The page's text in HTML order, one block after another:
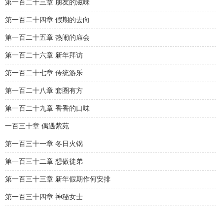
第一百二十三章 朋友的滋味
第一百二十四章 假期的去向
第一百二十五章 热闹的庙会
第一百二十六章 新年拜访
第一百二十七章 传统游乐
第一百二十八章 套圈有方
第一百二十九章 香香的口味
一百三十章 偶遇紫苑
第一百三十一章 冬日火锅
第一百三十二章 想做徒弟
第一百三十三章 新年假期作何安排
第一百三十四章 神秘女士